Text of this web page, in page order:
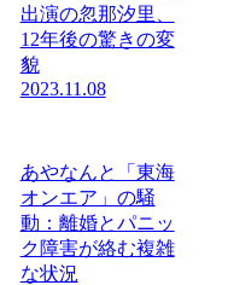
出演の忽那汐里、
12年後の驚きの変
貌
2023.11.08
あやなんと「東海
オンエア」の騒
動：離婚とパニッ
ク障害が絡む複雑
な状況